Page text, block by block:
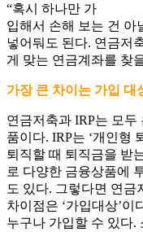
“혹시 하나만 가
입해서 손해 보는 건 아
넣어둬도 된다. 연금저
게 맞는 연금계좌를 찾
가장 큰 차이는 가입 대
연금저축과 IRP는 모
품이다. IRP는 ‘개인형
퇴직할 때 퇴직금을 받
로 다양한 금융상품에
도 있다. 그렇다면 연금
차이점은 ‘가입대상’
누구나 가입할 수 있다.